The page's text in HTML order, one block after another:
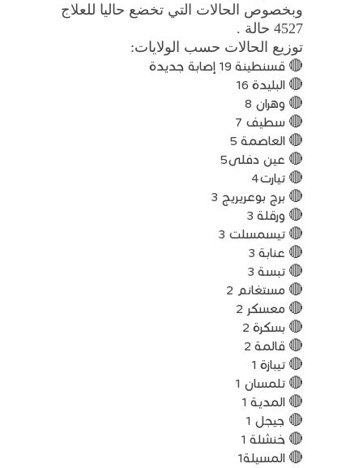
وبخصوص الحالات التي تخضع حاليا للعلاج
4527 حالة .
توزيع الحالات حسب الولايات:
🔴 قسنطينة 19 إصابة جديدة
🔴 البليدة 16
🔴 وهران 8
🔴 سطيف 7
🔴 العاصمة 5
🔴 عين دفلى5
🔴 تيارت4
🔴 برج بوعريريج 3
🔴 ورقلة 3
🔴 تيسمسلت 3
🔴 عنابة 3
🔴 تبسة 3
🔴 مستغانم 2
🔴 معسكر 2
🔴 بسكرة 2
🔴 قالمة 2
🔴 تيبازة 1
🔴 تلمسان 1
🔴 المدية 1
🔴 جيجل 1
🔴 خنشلة 1
🔴 المسيلة1